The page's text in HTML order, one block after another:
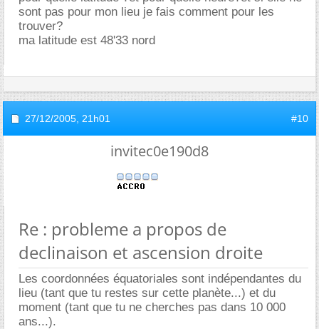
sont pas pour mon lieu je fais comment pour les
trouver?
ma latitude est 48'33 nord
27/12/2005, 21h01 #10
invitec0e190d8
Re : probleme a propos de
declinaison et ascension droite
Les coordonnées équatoriales sont indépendantes du
lieu (tant que tu restes sur cette planète...) et du
moment (tant que tu ne cherches pas dans 10 000
ans...).